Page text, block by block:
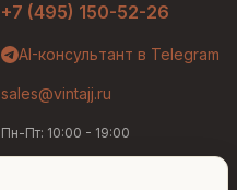
+7 (495) 150-52-26
AI-консультант в Telegram
sales@vintajj.ru
Пн-Пт: 10:00 - 19:00